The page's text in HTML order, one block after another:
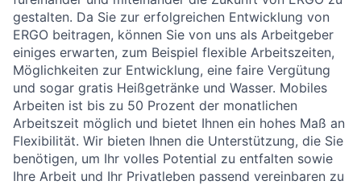
gestalten. Da Sie zur erfolgreichen Entwicklung von
ERGO beitragen, können Sie von uns als Arbeitgeber
einiges erwarten, zum Beispiel flexible Arbeitszeiten,
Möglichkeiten zur Entwicklung, eine faire Vergütung
und sogar gratis Heißgetränke und Wasser. Mobiles
Arbeiten ist bis zu 50 Prozent der monatlichen
Arbeitszeit möglich und bietet Ihnen ein hohes Maß an
Flexibilität. Wir bieten Ihnen die Unterstützung, die Sie
benötigen, um Ihr volles Potential zu entfalten sowie
Ihre Arbeit und Ihr Privatleben passend vereinbaren zu